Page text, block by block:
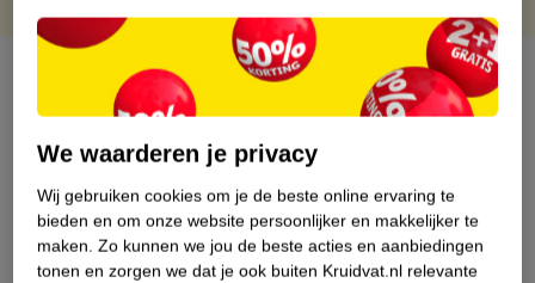
Over dit product
Etiketinformatie
Nature Impact Score
We waarderen je privacy
Wij gebruiken cookies om je de beste online ervaring te
bieden en om onze website persoonlijker en makkelijker te
maken. Zo kunnen we jou de beste acties en aanbiedingen
tonen en zorgen we dat je ook buiten Kruidvat.nl relevante